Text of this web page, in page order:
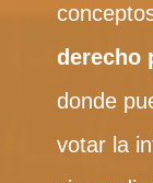
derecho
donde
votar la